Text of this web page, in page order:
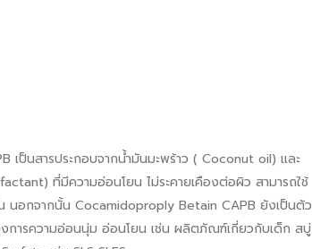
ป็นสารประกอบจากน้ำมันมะพร้าว ( Coconut oil) และ
ที่มีความอ่อนโยน ไม่ระคายเคืองต่อผิว สามารถใช้
น นอกจากนั้น Cocamidoproply Betain CAPB ยังเป็นตัว
งการความอ่อนนุ่ม อ่อนโยน เช่น ผลิตภัณฑ์เกี่ยวกับเด็ก สบู่